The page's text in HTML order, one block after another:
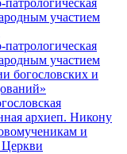
участием
участием
богословских и
архиеп. Никону
и
Церкви